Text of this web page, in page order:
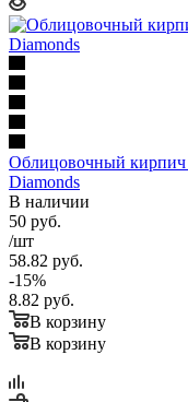
Облицовочный
Diamonds
В наличии
50 руб.
/шт
58.82 руб.
-15%
8.82 руб.
В корзину
В корзину